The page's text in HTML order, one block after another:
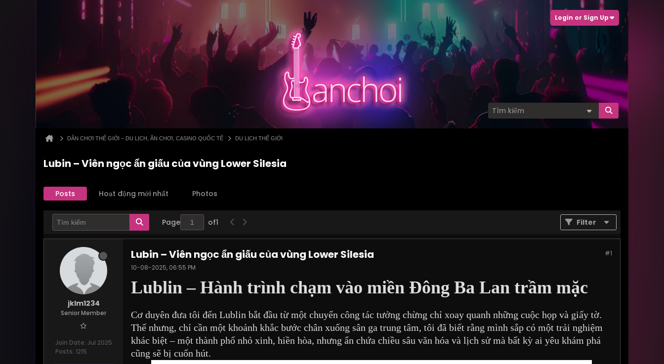
Login or Sign Up
DÂN CHƠI THẾ GIỚI – DU LỊCH, ĂN CHƠI, CASINO QUỐC TẾ DU LỊCH THẾ GIỚI
Lubin – Viên ngọc ẩn giấu của vùng Lower Silesia
Posts Hoạt động mới nhất Photos
Page of1 Filter
jklm1234
Senior Member
Join Date: Jul 2025
Posts: 1215
#1
Lubin – Viên ngọc ẩn giấu của vùng Lower Silesia
10-08-2025, 06:55 PM
Lublin – Hành trình chạm vào miền Đông Ba Lan trầm mặc
Cơ duyên đưa tôi đến Lublin bắt đầu từ một chuyến công tác tưởng chừng chỉ xoay quanh những cuộc họp và giấy tờ.
Thế nhưng, chỉ cần một khoảnh khắc bước chân xuống sân ga trung tâm, tôi đã biết rằng mình sắp có một trải nghiệm
khác biệt – một thành phố nhỏ xinh, hiền hòa, nhưng ẩn chứa chiều sâu văn hóa và lịch sử mà bất kỳ ai yêu khám phá
cũng sẽ bị cuốn hút.